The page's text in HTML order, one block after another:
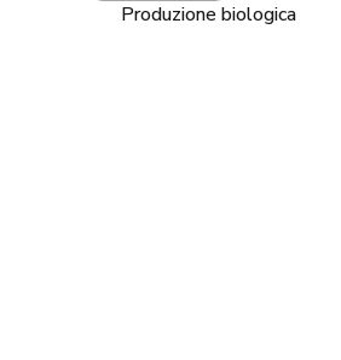
Produzione biologica